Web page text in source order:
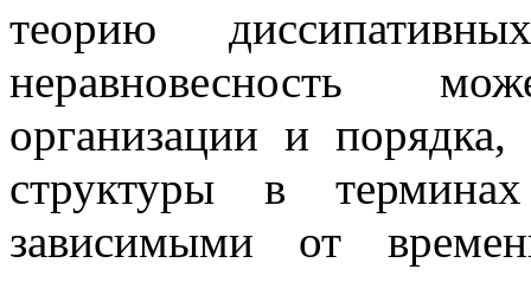
теорию
неравновесность
организации и порядка,
структуры в
зависимыми от